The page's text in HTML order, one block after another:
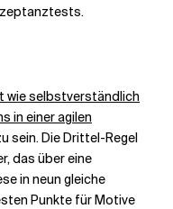
wie selbstverständlich
in einer agilen
sein. Die Drittel-Regel
das über eine
in neun gleiche
Punkte für Motive